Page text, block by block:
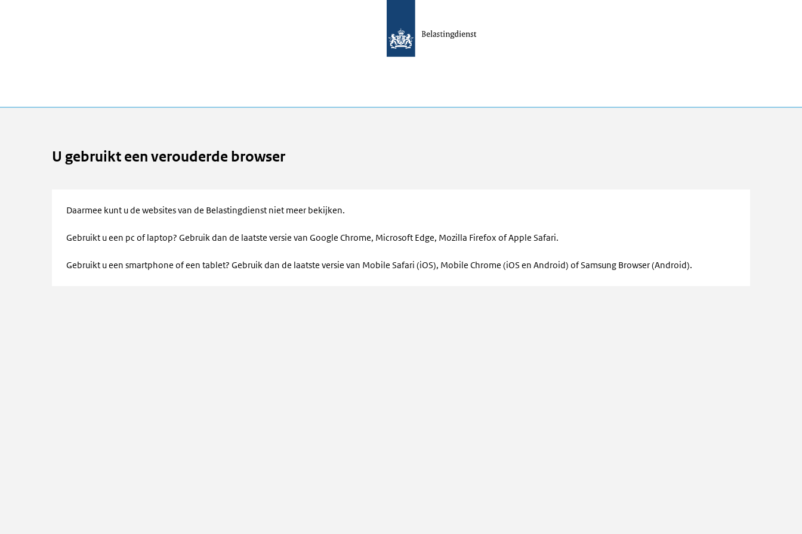
U gebruikt een verouderde browser
Daarmee kunt u de websites van de Belastingdienst niet meer bekijken.
Gebruikt u een pc of laptop? Gebruik dan de laatste versie van Google Chrome, Microsoft Edge, Mozilla Firefox of Apple Safari.
Gebruikt u een smartphone of een tablet? Gebruik dan de laatste versie van Mobile Safari (iOS), Mobile Chrome (iOS en Android) of Samsung Browser (Android).